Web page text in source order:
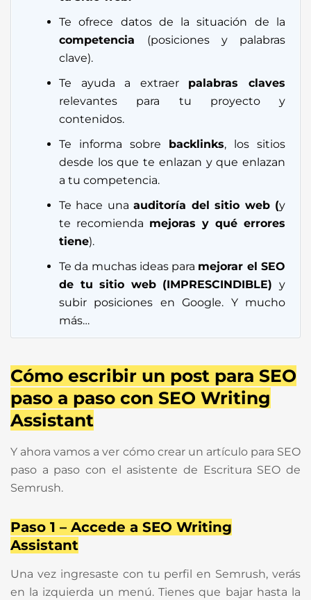
Te ofrece datos de la situación de la
competencia (posiciones y palabras
clave).
Te ayuda a extraer palabras claves
relevantes para tu proyecto y
contenidos.
Te informa sobre backlinks, los sitios
desde los que te enlazan y que enlazan
a tu competencia.
Te hace unaauditoría del sitio web (y
te recomienda mejoras y qué errores
tiene).
Te da muchas ideas para mejorar el SEO
de tu sitio web (IMPRESCINDIBLE) y
subir posiciones en Google. Y mucho
más…
Cómo escribir un post para SEO
paso a paso con SEO Writing
Assistant
Y ahora vamos a ver cómo crear un artículo para SEO
paso a paso con el asistente de Escritura SEO de
Semrush.
Paso 1 – Accede a SEO Writing
Assistant
Una vez ingresaste con tu perfil en Semrush, verás
en la izquierda un menú. Tienes que bajar hasta la